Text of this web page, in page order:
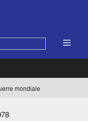
mondiale